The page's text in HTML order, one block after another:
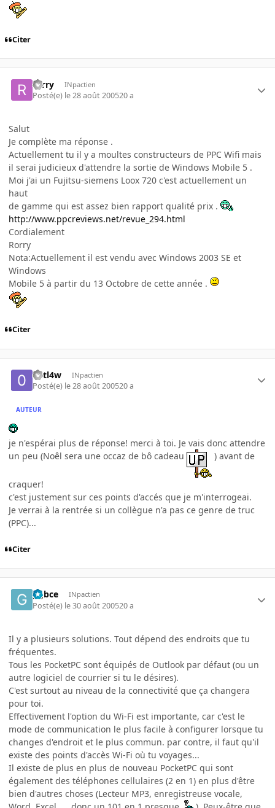
Citer
rorry INpactien
Posté(e) le 28 août 200520 a
Salut
Je complète ma réponse .
Actuellement tu il y a moultes constructeurs de PPC Wifi mais
il serai judicieux d'attendre la sortie de Windows Mobile 5 .
Moi j'ai un Fujitsu-siemens Loox 720 c'est actuellement un
haut
de gamme qui est assez bien rapport qualité prix .
http://www.ppcreviews.net/revue_294.html
Cordialement
Rorry
Nota:Actuellement il est vendu avec Windows 2003 SE et
Windows
Mobile 5 à partir du 13 Octobre de cette année .
Citer
0utl4w INpactien
Posté(e) le 28 août 200520 a
AUTEUR
je n'espérai plus de réponse! merci à toi. Je vais donc attendre
un peu (Noêl sera une occaz de bô cadeau
) avant de
craquer!
c'est justement sur ces points d'accés que je m'interrogeai.
Je verrai à la rentrée si un collègue n'a pas ce genre de truc
(PPC)...
Citer
ggbce INpactien
Posté(e) le 30 août 200520 a
Il y a plusieurs solutions. Tout dépend des endroits que tu
fréquentes.
Tous les PocketPC sont équipés de Outlook par défaut (ou un
autre logiciel de courrier si tu le désires).
C'est surtout au niveau de la connectivité que ça changera
pour toi.
Effectivement l'option du Wi-Fi est importante, car c'est le
mode de communication le plus facile à configurer lorsque tu
changes d'endroit et le plus commun. par contre, il faut qu'il
existe des points d'accès Wi-Fi où tu voyages...
Il existe de plus en plus de nouveau PocketPC qui sont
également des téléphones cellulaires (2 en 1) en plus d'être
bien d'autres choses (Lecteur MP3, enregistreuse vocale,